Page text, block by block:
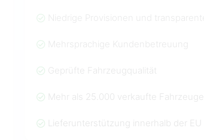
Mehrsprachige Kundenbetreuung
Geprüfte Fahrzeugqualität
Mehr als 25.000 verkaufte Fahrzeuge
Lieferunterstützung innerhalb der EU